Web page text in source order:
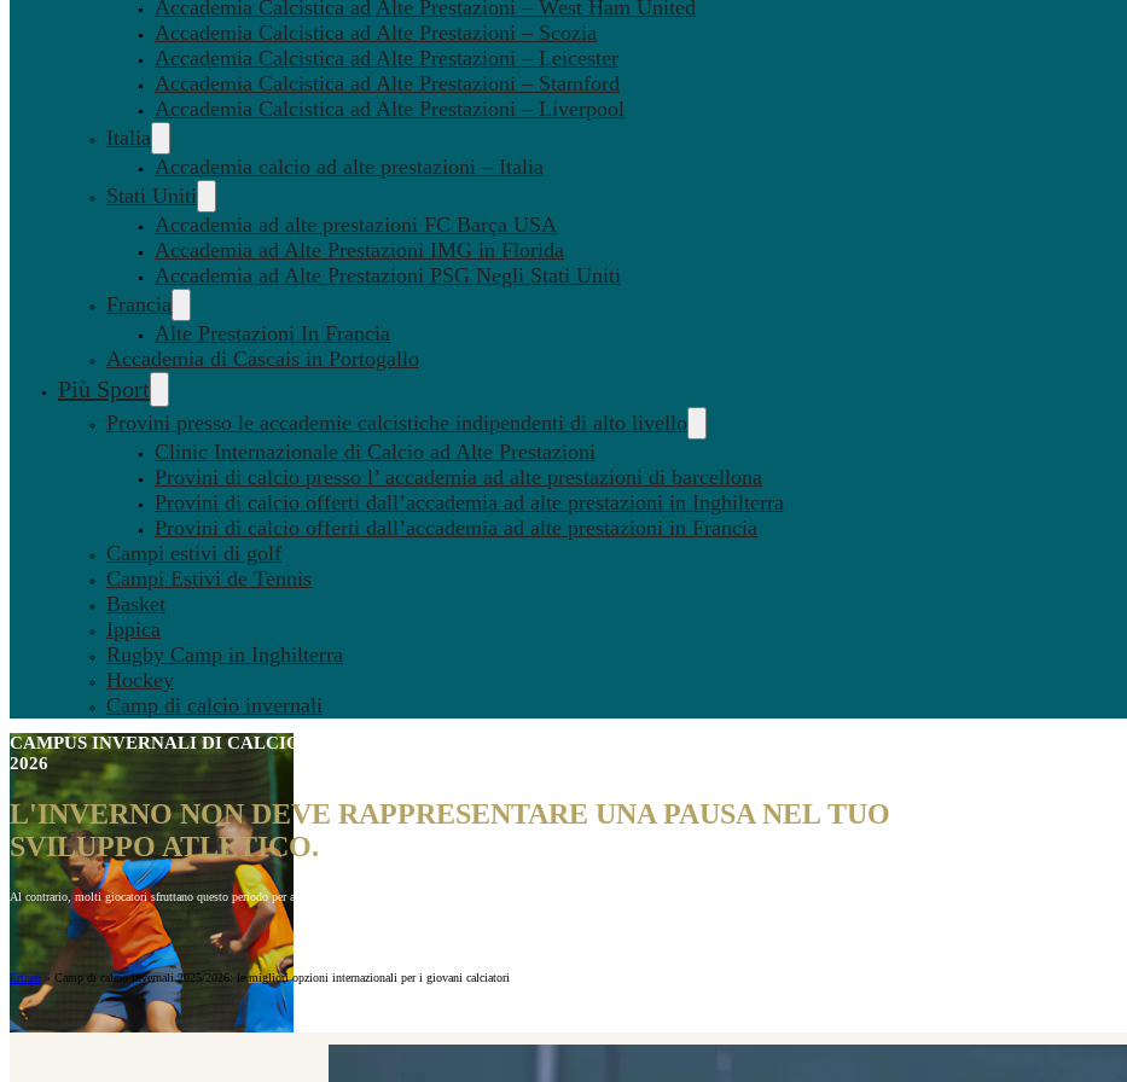
Accademia Calcistica ad Alte Prestazioni – West Ham United
Accademia Calcistica ad Alte Prestazioni – Scozia
Accademia Calcistica ad Alte Prestazioni – Leicester
Accademia Calcistica ad Alte Prestazioni – Stamford
Accademia Calcistica ad Alte Prestazioni – Liverpool
Italia
Accademia calcio ad alte prestazioni – Italia
Stati Uniti
Accademia ad alte prestazioni FC Barça USA
Accademia ad Alte Prestazioni IMG in Florida
Accademia ad Alte Prestazioni PSG Negli Stati Uniti
Francia
Alte Prestazioni In Francia
Accademia di Cascais in Portogallo
Più Sport
Provini presso le accademie calcistiche indipendenti di alto livello
Clinic Internazionale di Calcio ad Alte Prestazioni
Provini di calcio presso l’ accademia ad alte prestazioni di barcellona
Provini di calcio offerti dall’accademia ad alte prestazioni in Inghilterra
Provini di calcio offerti dall’accademia ad alte prestazioni in Francia
Campi estivi di golf
Campi Estivi de Tennis
Basket
Ippica
Rugby Camp in Inghilterra
Hockey
Camp di calcio invernali
CAMPUS INVERNALI DI CALCIO
2026
L'INVERNO NON DEVE RAPPRESENTARE UNA PAUSA NEL TUO
SVILUPPO ATLETICO.
Al contrario, molti giocatori sfruttano questo periodo per allenarsi in accademie d’élite e vivere esperienze internazionali uniche.
Ertheo » Camp di calcio invernali 2025/2026: le migliori opzioni internazionali per i giovani calciatori